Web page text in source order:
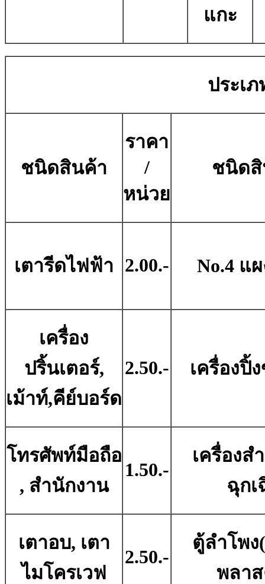
แกะ
ประเ
ชนิดสินค้า
ราคา
/
หน่วย
ชนิด
เตารีดไฟฟ้า 2.00.- No.4 แ
เครื่อง
ปริ้นเตอร์,
เม้าท์,คีย์บอร์ด
2.50.- เครื่องปิ้
โทรศัพท์มือถือ
, สำนักงาน
1.50.-
เครื่องส
ฉุก
เตาอบ, เตา
ไมโครเวฟ
2.50.-
ตู้ลำโพง
พลา